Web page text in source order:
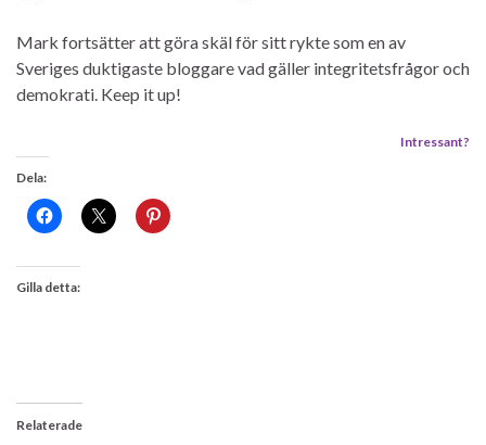
Mark fortsätter att göra skäl för sitt rykte som en av
Sveriges duktigaste bloggare vad gäller integritetsfrågor och
demokrati. Keep it up!
Intressant?
Dela:
Gilla detta:
Relaterade